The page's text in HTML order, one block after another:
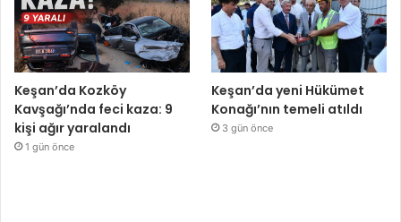
Keşan’da Kozköy
Kavşağı’nda feci kaza: 9
kişi ağır yaralandı
1 gün önce
Keşan’da yeni Hükümet
Konağı’nın temeli atıldı
3 gün önce